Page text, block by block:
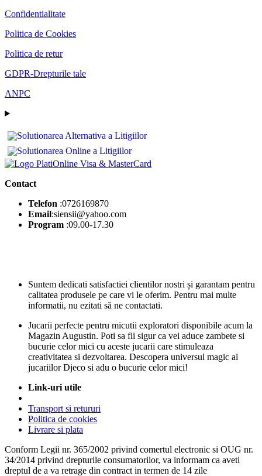
Confidentialitate
Politica de Cookies
Politica de retur
GDPR-Drepturile tale
ANPC
Contact
Telefon :0726169870
Email:siensii@yahoo.com
Program :09.00-17.30
Suntem dedicati satisfactiei clientilor nostri și garantam pentru
calitatea produsele pe care vi le oferim. Pentru mai multe
informatii, nu ezitati să ne contactati.
Jucarii perfecte pentru micutii exploratori disponibile acum la
Magazin Augustin. Poti sa fii sigur ca vei aduce zambete si
bucurie celor mici cu aceste jucarii care stimuleaza
creativitatea si dezvoltarea. Descopera universul magic al
jucariilor Djeco si adu o bucurie celor mici!
Link-uri utile
Transport si retururi
Politica de cookies
Livrare si plata
Conform Legii nr. 365/2002 privind comertul electronic si OUG nr.
34/2014 privind drepturile consumatorilor, va informam ca aveti
dreptul de a va retrage din contract in termen de 14 zile